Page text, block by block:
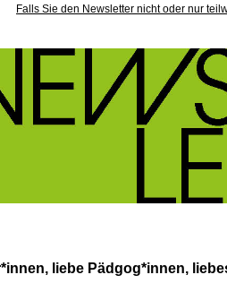
Falls Sie den Newsletter nicht oder nur
liebe Pädgog*innen,